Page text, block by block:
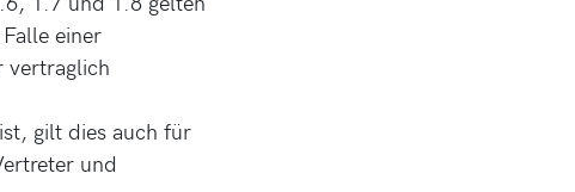
einer
vertraglich
gilt dies auch für
und